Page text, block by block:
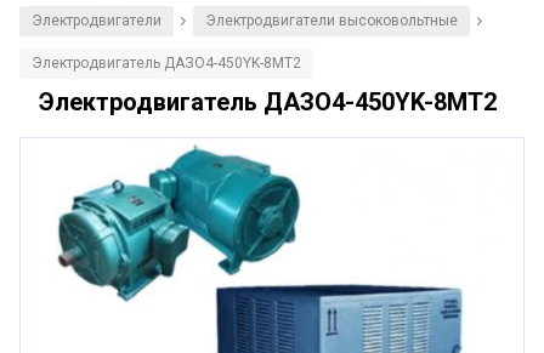
Электродвигатели / Электродвигатели высоковольтные /
Электродвигатель ДАЗО4-450YK-8МТ2
Электродвигатель ДАЗО4-450YK-8МТ2